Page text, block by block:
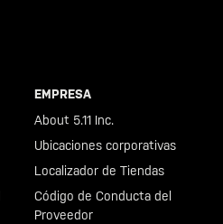
EMPRESA
About 5.11 Inc.
Ubicaciones corporativas
Localizador de Tiendas
Código de Conducta del
Proveedor